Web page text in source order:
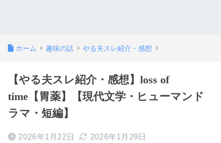
ホーム 趣味の話 やる夫スレ紹介・感想
【やる夫スレ紹介・感想】loss of
time【胃薬】【現代文学・ヒューマンド
ラマ・短編】
2026年1月22日 2026年1月29日